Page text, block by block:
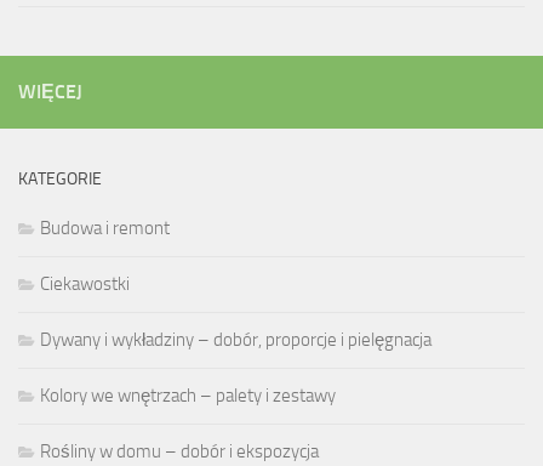
WIĘCEJ
KATEGORIE
Budowa i remont
Ciekawostki
Dywany i wykładziny – dobór, proporcje i pielęgnacja
Kolory we wnętrzach – palety i zestawy
Rośliny w domu – dobór i ekspozycja